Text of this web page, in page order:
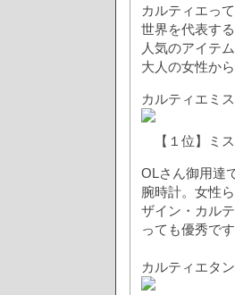
カルティエって
世界を代表す
人気のアイテ
大人の女性か
カルティエミ
【１位】ミ
OLさん御用達
腕時計。女性
ザイン・カル
っても優秀です
カルティエタ